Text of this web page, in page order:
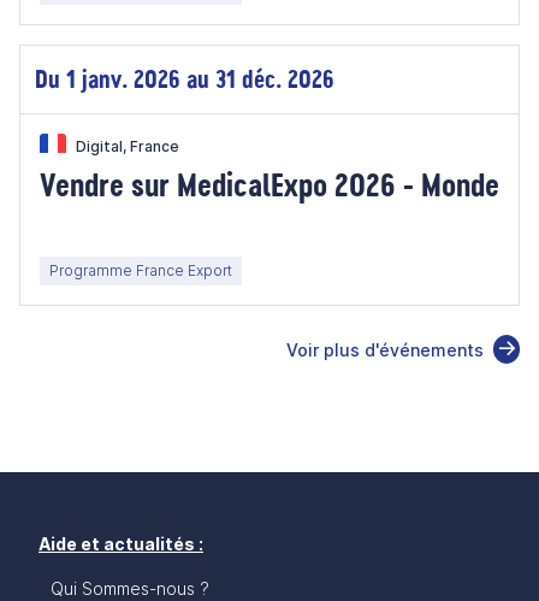
Du 1 janv. 2026 au 31 déc. 2026
Digital, France
Vendre sur MedicalExpo 2026 - Monde
Programme France Export
Voir plus d'événements
Aide et actualités :
Qui Sommes-nous ?